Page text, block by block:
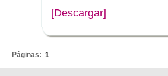
[Descargar]
Páginas: 1